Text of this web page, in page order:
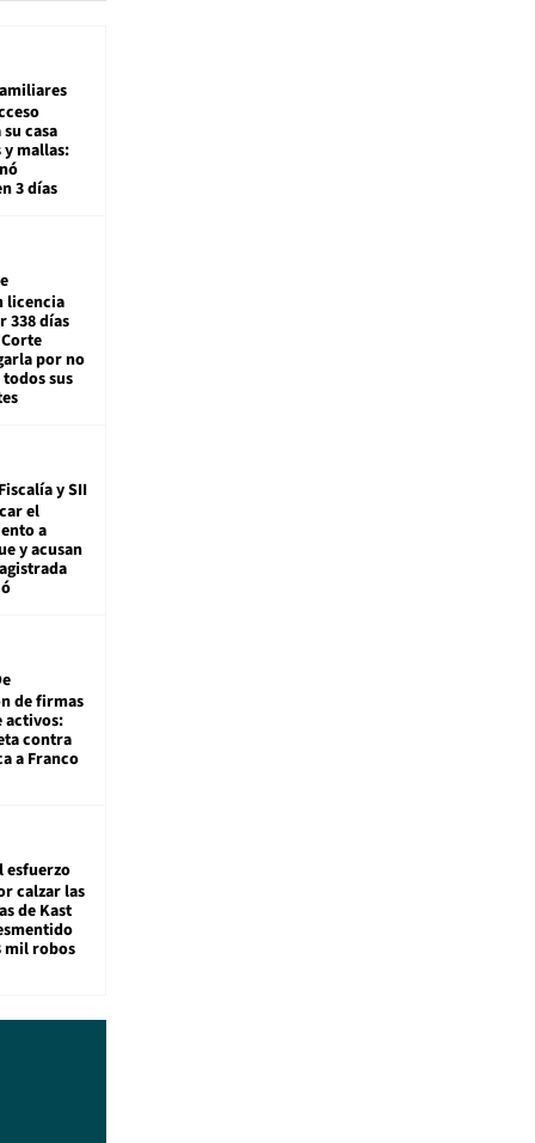
casa
mallas:
3 días
licencia
338 días
por no
sus
Fiscalía y SII
el
a
y acusan
de firmas
activos:
contra
a Franco
esfuerzo
calzar las
de Kast
mil robos